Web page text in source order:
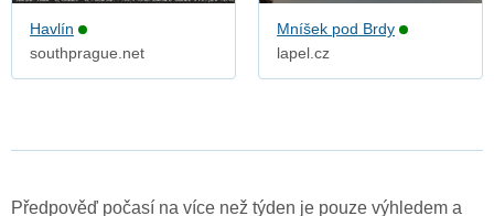
Havlín
southprague.net
Mníšek pod Brdy
lapel.cz
Předpověď počasí na více než týden je pouze výhledem a